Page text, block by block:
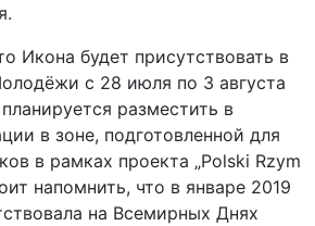
Икона будет присутствовать в
с 28 июля по 3 августа
разместить в
в зоне, подготовленной для
в рамках проекта „Polski Rzym
напомнить, что в январе 2019
на Всемирных Днях